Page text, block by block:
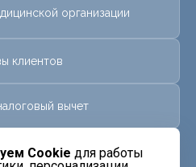
Cookie для работы
организации
клиентов
вычет
томографии «МРТ Лидер»